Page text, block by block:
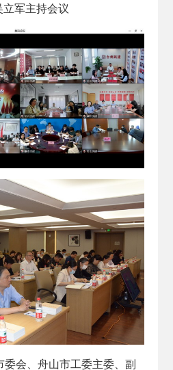
军主持会议
会、舟山市工委主委、副